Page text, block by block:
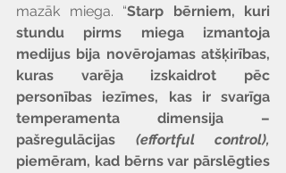
mazāk miega. “Starp bērniem, kuri
stundu pirms miega izmantoja
medijus bija novērojamas atšķirības,
kuras varēja izskaidrot pēc
personības iezīmes, kas ir svarīga
temperamenta dimensija –
pašregulācijas
piemēram, kad bērns var pārslēgties